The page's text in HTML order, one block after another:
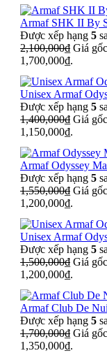
Armaf SHK II By
Được xếp hạng 5
2,100,000₫ Giá
1,700,000₫.
Unisex Armaf
Được xếp hạng 5
1,400,000₫ Giá
1,150,000₫.
Armaf Odyssey
Được xếp hạng 5
1,550,000₫ Giá
1,200,000₫.
Unisex Armaf
Được xếp hạng 5
1,500,000₫ Giá
1,200,000₫.
Armaf Club De
Được xếp hạng 5
1,700,000₫ Giá
1,350,000₫.